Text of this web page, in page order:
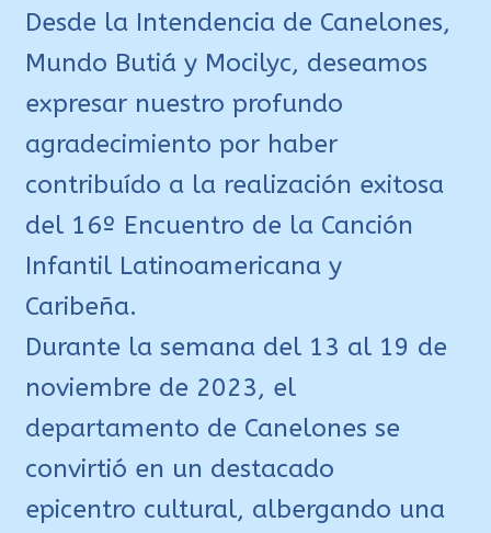
Desde la Intendencia de Canelones,
Mundo Butiá y Mocilyc, deseamos
expresar nuestro profundo
agradecimiento por haber
contribuído a la realización exitosa
del 16º Encuentro de la Canción
Infantil Latinoamericana y
Caribeña.
Durante la semana del 13 al 19 de
noviembre de 2023, el
departamento de Canelones se
convirtió en un destacado
epicentro cultural, albergando una